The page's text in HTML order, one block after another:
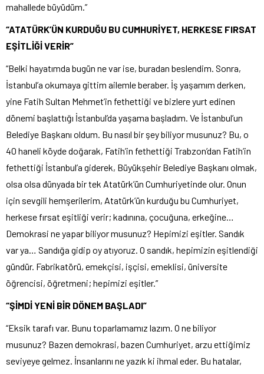
mahallede büyüdüm.”
“ATATÜRK’ÜN KURDUĞU BU CUMHURİYET, HERKESE FIRSAT
EŞİTLİĞİ VERİR”
“Belki hayatımda bugün ne var ise, buradan beslendim. Sonra,
İstanbul’a okumaya gittim ailemle beraber. İş yaşamım derken,
yine Fatih Sultan Mehmet’in fethettiği ve bizlere yurt edinen
dönemi başlattığı İstanbul’da yaşama başladım. Ve İstanbul’un
Belediye Başkanı oldum. Bu nasıl bir şey biliyor musunuz? Bu, o
40 haneli köyde doğarak, Fatih’in fethettiği Trabzon’dan Fatih’in
fethettiği İstanbul’a giderek, Büyükşehir Belediye Başkanı olmak,
olsa olsa dünyada bir tek Atatürk’ün Cumhuriyetinde olur. Onun
için sevgili hemşerilerim, Atatürk’ün kurduğu bu Cumhuriyet,
herkese fırsat eşitliği verir; kadınına, çocuğuna, erkeğine…
Demokrasi ne yapar biliyor musunuz? Hepimizi eşitler. Sandık
var ya… Sandığa gidip oy atıyoruz. O sandık, hepimizin eşitlendiği
gündür. Fabrikatörü, emekçisi, işçisi, emeklisi, üniversite
öğrencisi, öğretmeni; hepimizi eşitler.”
“ŞİMDİ YENİ BİR DÖNEM BAŞLADI”
“Eksik tarafı var. Bunu toparlamamız lazım. O ne biliyor
musunuz? Bazen demokrasi, bazen Cumhuriyet, arzu ettiğimiz
seviyeye gelmez. İnsanlarını ne yazık ki ihmal eder. Bu hatalar,